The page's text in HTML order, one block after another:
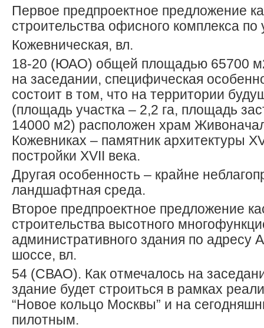
Первое предпроектное предложение
строительства офисного комплекса по
Кожевническая, вл.
18-20 (ЮАО) общей площадью 65700
на заседании, специфическая
состоит в том, что на территории
(площадь участка – 2,2 га, площадь
14000 м2) расположен храм
Кожевниках – памятник архитектуры
постройки XVII века.
Другая особенность – крайне
ландшафтная среда.
Второе предпроектное предложение
строительства высотного
административного здания по адресу
шоссе, вл.
54 (СВАО). Как отмечалось на
здание будет строиться в рамках
“Новое кольцо Москвы” и на
пилотным.